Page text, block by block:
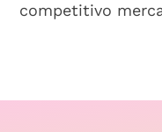
competitivo